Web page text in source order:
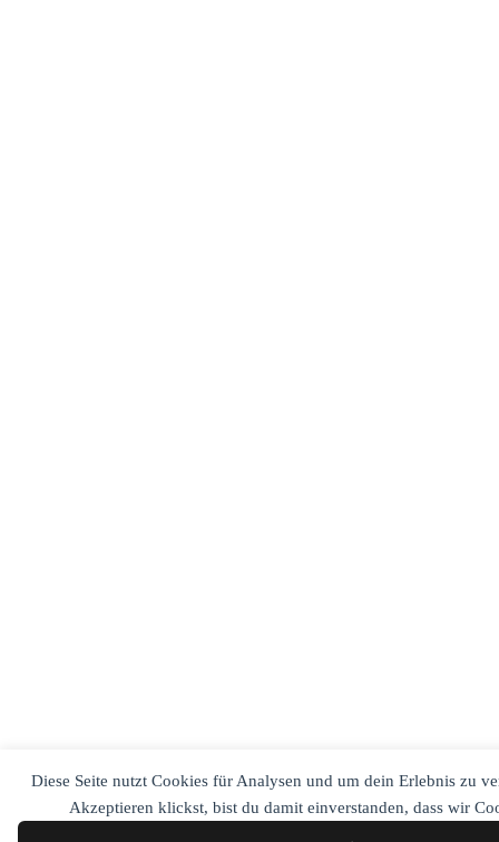
Diese Seite nutzt Cookies für Analysen und um dein Erlebnis zu
Akzeptieren klickst, bist du damit einverstanden, dass wir